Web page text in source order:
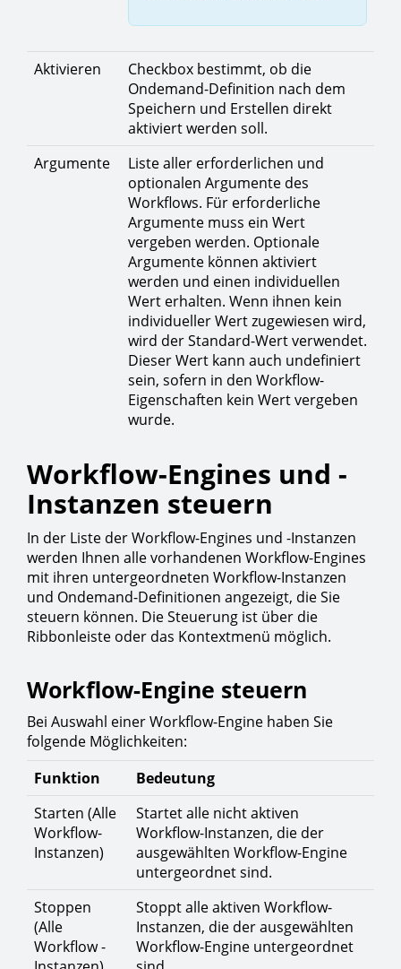
Aktivieren
Checkbox bestimmt, ob die
Ondemand-Definition nach dem
Speichern und Erstellen direkt
aktiviert werden soll.
Argumente
Liste aller erforderlichen und
optionalen Argumente des
Workflows. Für erforderliche
Argumente muss ein Wert
vergeben werden. Optionale
Argumente können aktiviert
werden und einen individuellen
Wert erhalten. Wenn ihnen kein
individueller Wert zugewiesen wird,
wird der Standard-Wert verwendet.
Dieser Wert kann auch undefiniert
sein, sofern in den Workflow-
Eigenschaften kein Wert vergeben
wurde.
Workflow-Engines und -
Instanzen steuern
In der Liste der Workflow-Engines und -Instanzen
werden Ihnen alle vorhandenen Workflow-Engines
mit ihren untergeordneten Workflow-Instanzen
und Ondemand-Definitionen angezeigt, die Sie
steuern können. Die Steuerung ist über die
Ribbonleiste oder das Kontextmenü möglich.
Workflow-Engine steuern
Bei Auswahl einer Workflow-Engine haben Sie
folgende Möglichkeiten:
Funktion
Bedeutung
Starten (Alle
Workflow-
Instanzen)
Startet alle nicht aktiven
Workflow-Instanzen, die der
ausgewählten Workflow-Engine
untergeordnet sind.
Stoppen
(Alle
Workflow -
Stoppt alle aktiven Workflow-
Instanzen, die der ausgewählten
Workflow-Engine untergeordnet